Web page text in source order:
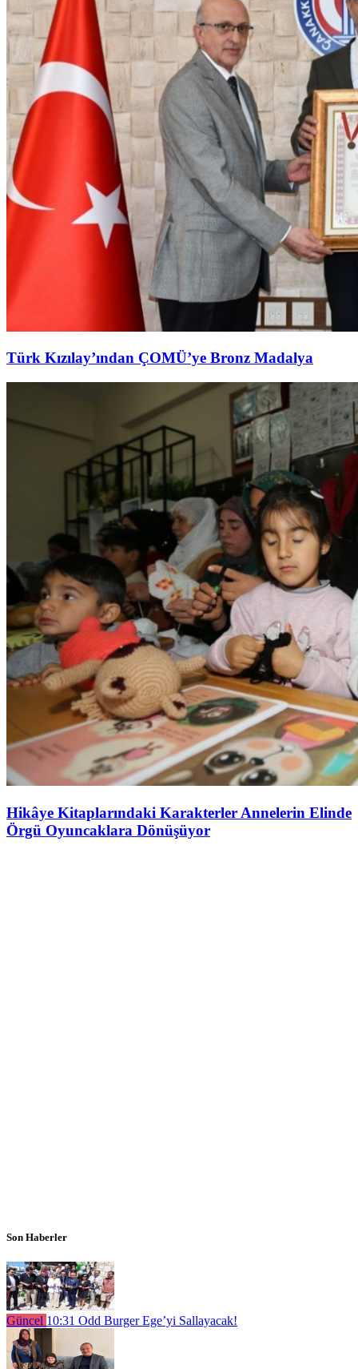
Türk Kızılay’ından ÇOMÜ’ye Bronz Madalya
Hikâye Kitaplarındaki Karakterler Annelerin Elinde
Örgü Oyuncaklara Dönüşüyor
Son Haberler
Güncel 10:31 Odd Burger Ege’yi Sallayacak!